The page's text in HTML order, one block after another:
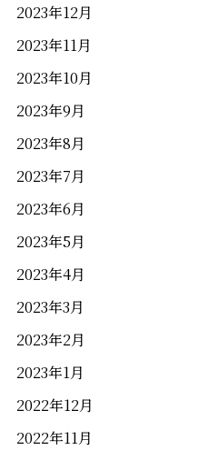
2023年12月
2023年11月
2023年10月
2023年9月
2023年8月
2023年7月
2023年6月
2023年5月
2023年4月
2023年3月
2023年2月
2023年1月
2022年12月
2022年11月